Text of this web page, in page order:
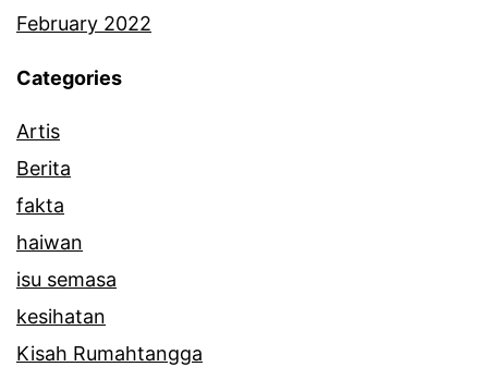
February 2022
Categories
Artis
Berita
fakta
haiwan
isu semasa
kesihatan
Kisah Rumahtangga